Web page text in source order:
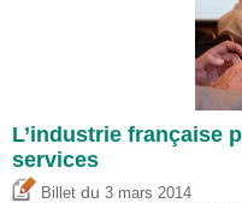
L’industrie française
services
Billet du 3 mars 2014